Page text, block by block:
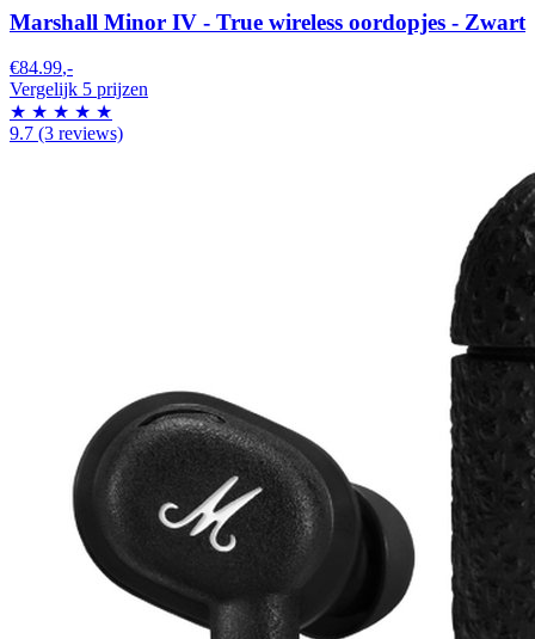
Marshall Minor IV - True wireless oordopjes - Zwart
€84.99,-
Vergelijk 5 prijzen
★ ★ ★ ★ ★
9.7 (3 reviews)